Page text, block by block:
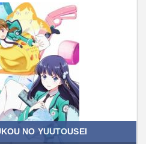
NO YUUTOUSEI